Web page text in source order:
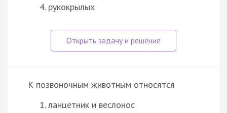
рукокрылых
К позвоночным животным относятся
ланцетник и веслонос